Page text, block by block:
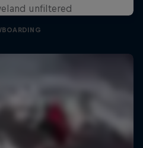
unfiltered